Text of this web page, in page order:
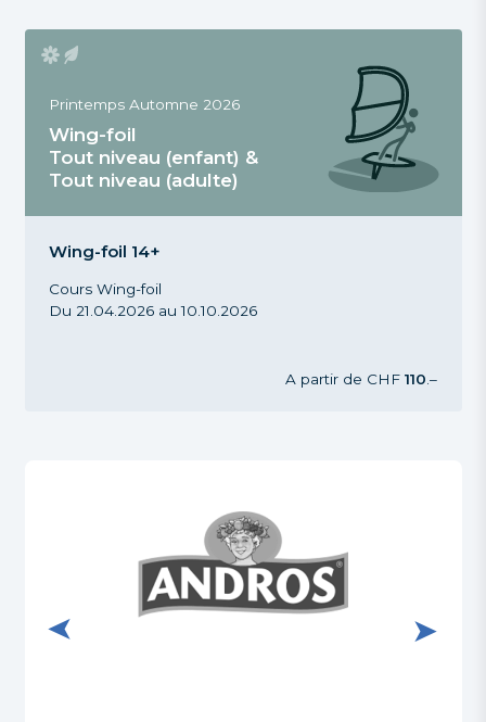
Printemps Automne 2026
Wing-foil
Tout niveau (enfant) &
Tout niveau (adulte)
Wing-foil 14+
Cours Wing-foil
Du 21.04.2026 au 10.10.2026
A partir de CHF 110 .–
Visiter le site internet de Andros